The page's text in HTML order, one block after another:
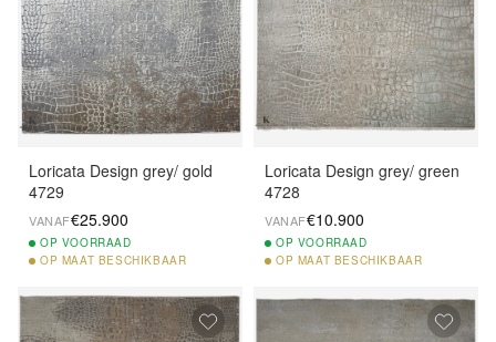
Loricata Design grey/ gold
4729
VANAF€25.900
OP VOORRAAD
OP MAAT BESCHIKBAAR
Loricata Design grey/ green
4728
VANAF€10.900
OP VOORRAAD
OP MAAT BESCHIKBAAR